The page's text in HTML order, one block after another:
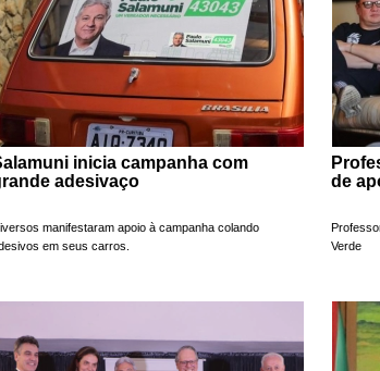
inicia campanha com
adesivaço
manifestaram apoio à campanha colando
em seus carros.
de
Verde